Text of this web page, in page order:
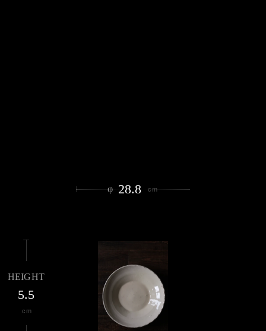
φ 28.8 cm
HEIGHT
5.5
cm